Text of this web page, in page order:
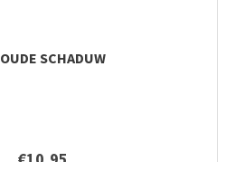
SCHADUW
€10,95